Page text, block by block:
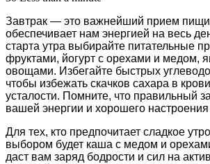
Завтрак — это важнейший прием
обеспечивает нам энергией на весь
старта утра выбирайте питательные
фруктами, йогурт с орехами и медом,
овощами. Избегайте быстрых
чтобы избежать скачков сахара в
усталости. Помните, что правильный
вашей энергии и хорошего
Для тех, кто предпочитает сладкое
выбором будет каша с медом и
даст вам заряд бодрости и сил на